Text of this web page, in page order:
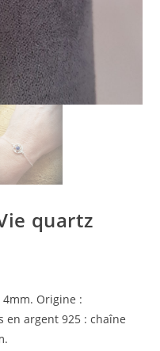
quartz
Origine :
en argent 925 : chaîne